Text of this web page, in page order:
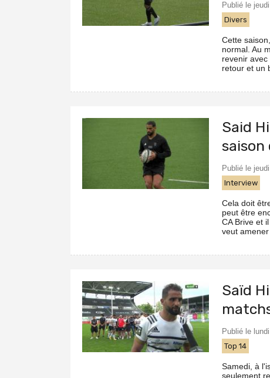
Publié le
Divers
Cette
normal. Au
revenir
retour et un
Said
saison
Publié le
Interview
Cela doit
peut être
CA Brive et
veut amener
Saïd
Publié le
Top 14
Samedi, à
seulement